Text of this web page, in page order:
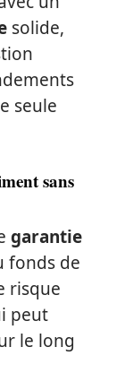
solide,
seule
sans
garantie
fonds de
risque
peut
le long